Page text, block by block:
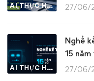
AI THỰC HÀNH 27/06/
AI THỰC HÀNH
Nghề
15 năm
27/06/